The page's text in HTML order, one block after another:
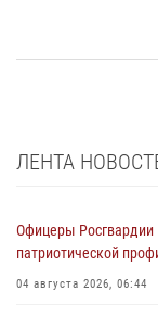
ЛЕНТА
Офицеры Росгвардии
патриотической
04 августа 2026, 06:44